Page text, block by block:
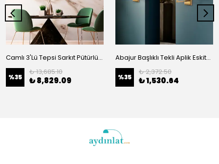
Camlı 3'Lü Tepsi Sarkıt Pütürlü Siyah 051
%35
₺ 13,685.10
₺ 8,829.09
Abajur Başlıklı Tekli Aplik Eskitme 4651
%35
₺ 2,372.50
₺ 1,530.64